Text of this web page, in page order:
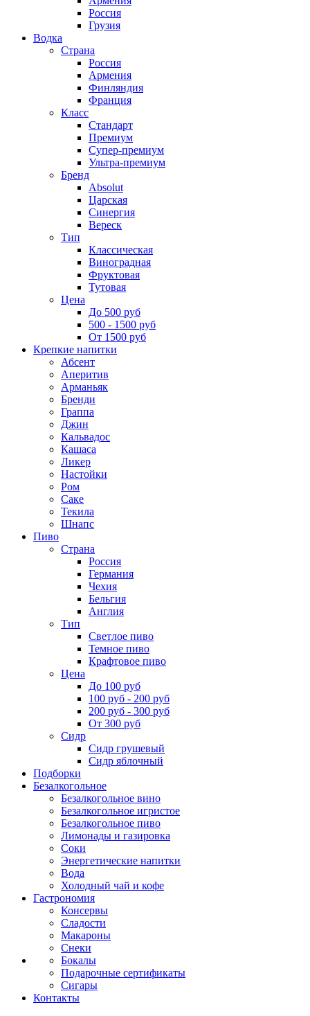
Россия
Грузия
Водка
Страна
Россия
Армения
Финляндия
Франция
Класс
Стандарт
Премиум
Супер-премиум
Ультра-премиум
Бренд
Absolut
Царская
Синергия
Вереск
Тип
Классическая
Виноградная
Фруктовая
Тутовая
Цена
До 500 руб
500 - 1500 руб
От 1500 руб
Крепкие напитки
Абсент
Аперитив
Арманьяк
Бренди
Граппа
Джин
Кальвадос
Кашаса
Ликер
Настойки
Ром
Саке
Текила
Шнапс
Пиво
Страна
Россия
Германия
Чехия
Бельгия
Англия
Тип
Светлое пиво
Темное пиво
Крафтовое пиво
Цена
До 100 руб
100 руб - 200 руб
200 руб - 300 руб
От 300 руб
Сидр
Сидр грушевый
Сидр яблочный
Подборки
Безалкогольное
Безалкогольное вино
Безалкогольное игристое
Безалкогольное пиво
Лимонады и газировка
Соки
Энергетические напитки
Вода
Холодный чай и кофе
Гастрономия
Консервы
Сладости
Макароны
Снеки
Бокалы
Подарочные сертификаты
Сигары
Контакты